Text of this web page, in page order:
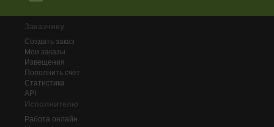
Заказчику
Создать заказ
Мои заказы
Извещения
Пополнить счёт
Статистика
API
Исполнителю
Работа онлайн